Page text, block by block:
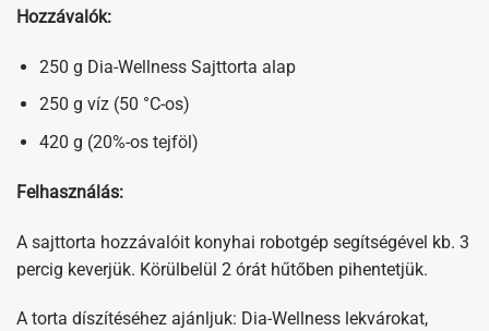
Hozzávalók:
250 g Dia-Wellness Sajttorta alap
250 g víz (50 °C-os)
420 g (20%-os tejföl)
Felhasználás:
A sajttorta hozzávalóit konyhai robotgép segítségével kb. 3
percig keverjük. Körülbelül 2 órát hűtőben pihentetjük.
A torta díszítéséhez ajánljuk: Dia-Wellness lekvárokat,